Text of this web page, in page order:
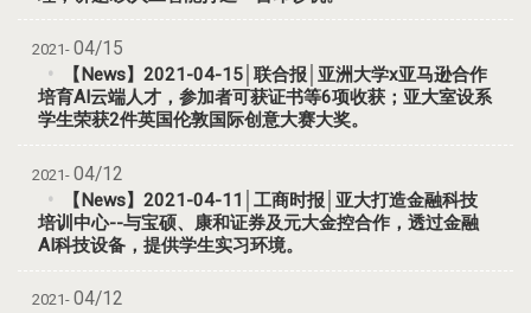
2021- 04/15
【News】2021-04-15│联合报│亚洲大学x亚马逊合作
培育AI云端人才，参加者可获证书等6项收获；亚大室设系
学生荣获2件英国伦敦国际创意大赛大奖。
2021- 04/12
【News】2021-04-11│工商时报│亚大打造金融科技
培训中心--与宝硕、康和证券及元大金控合作，透过金融
AI科技设备，提供学生实习环境。
2021- 04/12